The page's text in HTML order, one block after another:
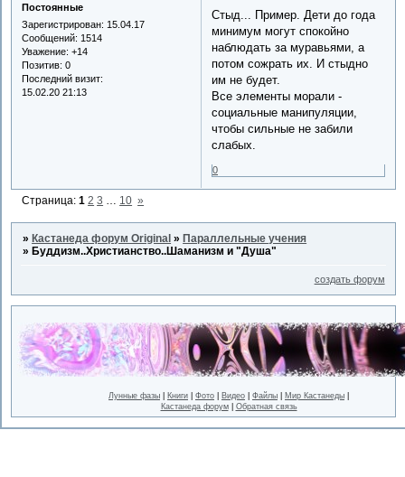
Постоянные
Зарегистрирован: 15.04.17
Сообщений: 1514
Уважение: +14
Позитив: 0
Последний визит:
15.02.20 21:13
Стыд... Пример. Дети до года
минимум могут спокойно
наблюдать за муравьями, а
потом сожрать их. И стыдно
им не будет.
Все элементы морали -
социальные манипуляции,
чтобы сильные не забили
слабых.
0
Страница:1 2 3 … 10 »
»Кастанеда форум Original »Параллельные учения
»Буддизм..Христианство..Шаманизм и "Душа"
создать форум
Лунные фазы Книги Фото Видео Файлы Мир Кастанеды
Кастанеда форум| Обратная связь